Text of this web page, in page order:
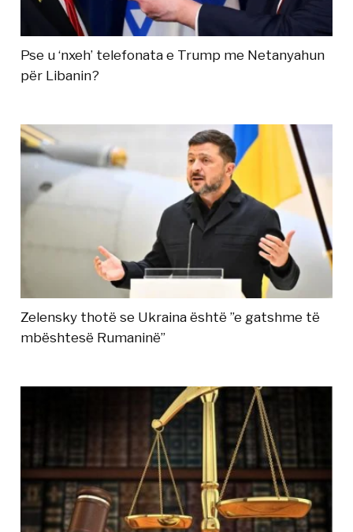
Pse u ‘nxeh’ telefonata e Trump me Netanyahun
për Libanin?
Zelensky thotë se Ukraina është ”e gatshme të
mbështesë Rumaninë”